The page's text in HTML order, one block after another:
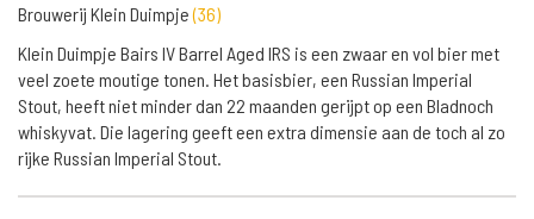
Brouwerij Klein Duimpje(36)
Klein Duimpje Bairs IV Barrel Aged IRS is een zwaar en vol bier met
veel zoete moutige tonen. Het basisbier, een Russian Imperial
Stout, heeft niet minder dan 22 maanden gerijpt op een Bladnoch
whiskyvat. Die lagering geeft een extra dimensie aan de toch al zo
rijke Russian Imperial Stout.